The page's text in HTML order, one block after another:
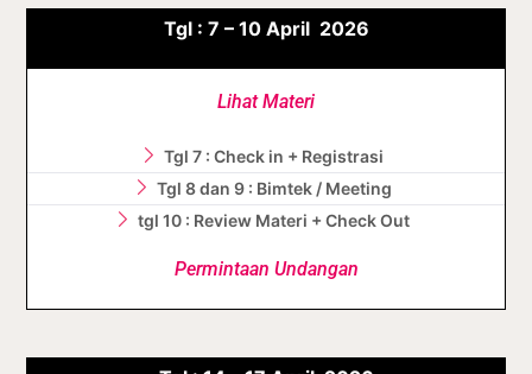
Tgl : 7 – 10 April 2026
Lihat Materi
Tgl 7 : Check in + Registrasi
Tgl 8 dan 9 : Bimtek / Meeting
tgl 10 : Review Materi + Check Out
Permintaan Undangan